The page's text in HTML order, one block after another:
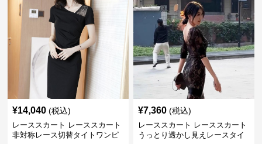
¥14,040 (税込)
レーススカート レーススカート
非対称レース切替タイトワンピ
¥7,360 (税込)
レーススカート レーススカート
うっとり透かし見えレースタイ